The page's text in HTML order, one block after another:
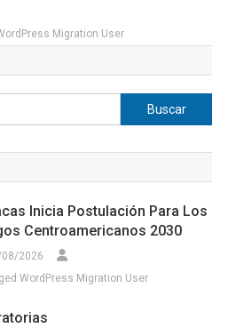
Migration User
Buscar:
Inicia Postulación Para Los
Centroamericanos 2030
2026
WordPress Migration User